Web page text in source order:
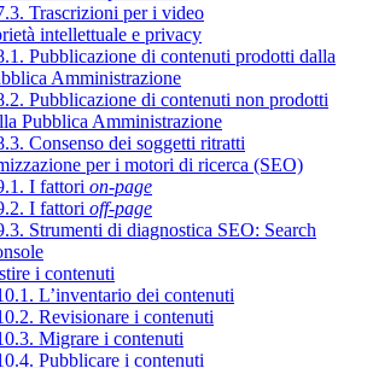
Trascrizioni per i video
intellettuale e privacy
Pubblicazione di contenuti prodotti dalla
Amministrazione
Pubblicazione di contenuti non prodotti
Pubblica Amministrazione
Consenso dei soggetti ritratti
per i motori di ricerca (SEO)
I fattori on-page
I fattori off-page
Strumenti di diagnostica SEO: Search
i contenuti
L’inventario dei contenuti
Revisionare i contenuti
Migrare i contenuti
Pubblicare i contenuti